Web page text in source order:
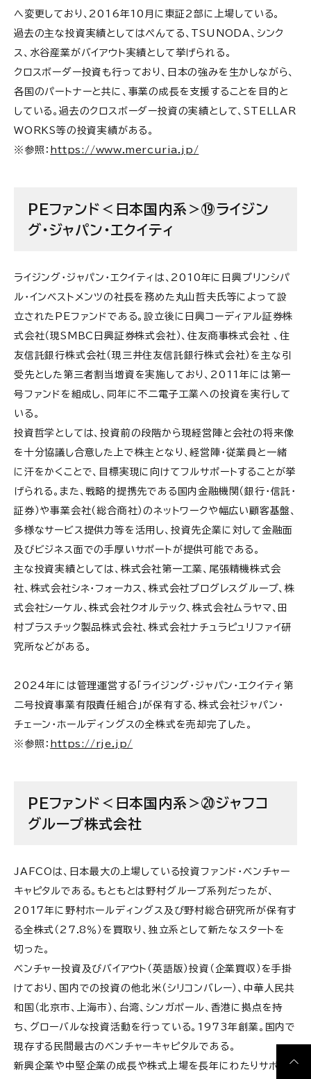
へ変更しており、2016年10月に東証2部に上場している。
過去の主な投資実績としてはぺんてる、TSUNODA、シンク
ス、水谷産業がバイアウト実績として挙げられる。
クロスボーダー投資も行っており、日本の強みを生かしながら、
各国のパートナーと共に、事業の成長を支援することを目的と
している。過去のクロスボーダー投資の実績として、STELLAR
WORKS等の投資実績がある。
※参照： https://www.mercuria.jp/
PEファンド＜日本国内系＞⑲ライジン
グ・ジャパン・エクイティ
ライジング・ジャパン・エクイティは、2010年に日興プリンシパ
ル・インベストメンツの社長を務めた丸山哲夫氏等によって設
立されたPEファンドである。設立後に日興コーディアル証券株
式会社（現SMBC日興証券株式会社）、住友商事株式会社 、住
友信託銀行株式会社（現三井住友信託銀行株式会社）を主な引
受先とした第三者割当増資を実施しており、2011年には第一
号ファンドを組成し、同年に不二電子工業への投資を実行して
いる。
投資哲学としては、投資前の段階から現経営陣と会社の将来像
を十分協議し合意した上で株主となり、経営陣・従業員と一緒
に汗をかくことで、目標実現に向けてフルサポートすることが挙
げられる。また、戦略的提携先である国内金融機関（銀行・信託・
証券）や事業会社（総合商社）のネットワークや幅広い顧客基盤、
多様なサービス提供力等を活用し、投資先企業に対して金融面
及びビジネス面での手厚いサポートが提供可能である。
主な投資実績としては、株式会社第一工業、尾張精機株式会
社、株式会社シネ・フォーカス、株式会社プログレスグループ、株
式会社シーケル、株式会社クオルテック、株式会社ムラヤマ、田
村プラスチック製品株式会社、株式会社ナチュラピュリファイ研
究所などがある。
2024年には管理運営する「ライジング・ジャパン・エクイティ第
二号投資事業有限責任組合」が保有する、株式会社ジャパン・
チェーン・ホールディングスの全株式を売却完了した。
※参照： https://rje.jp/
PEファンド＜日本国内系＞⑳ジャフコ
グループ株式会社
JAFCOは、日本最大の上場している投資ファンド・ベンチャー
キャピタルである。もともとは野村グループ系列だったが、
2017年に野村ホールディングス及び野村総合研究所が保有す
る全株式（27.8％）を買取り、独立系として新たなスタートを
切った。
ベンチャー投資及びバイアウト（英語版）投資（企業買収）を手掛
けており、国内での投資の他北米（シリコンバレー）、中華人民共
和国（北京市、上海市）、台湾、シンガポール、香港に拠点を持
ち、グローバルな投資活動を行っている。1973年創業。国内で
現存する民間最古のベンチャーキャピタルである。
新興企業や中堅企業の成長や株式上場を長年にわたりサポート